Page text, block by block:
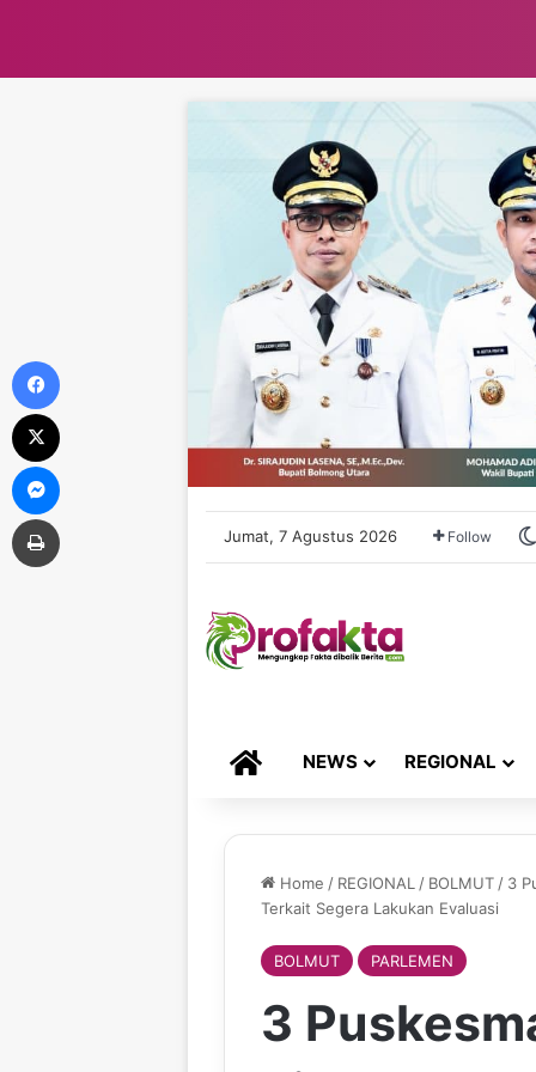
Jumat, 7 Agustus 2026 Follow
HOMENEWS REGIONAL
Home / REGIONAL / BOLMUT / 3
Terkait Segera Lakukan Evaluasi
BOLMUT PARLEMEN
3